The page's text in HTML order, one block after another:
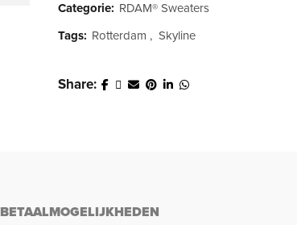
Categorie: RDAM® Sweaters
Tags: Rotterdam , Skyline
Share
BETAALMOGELIJKHEDEN